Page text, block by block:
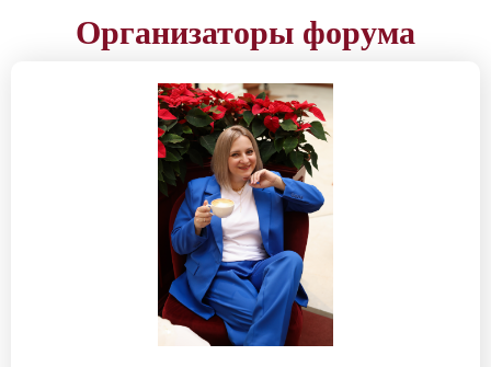
Организаторы форума